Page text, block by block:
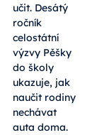
učit. Desátý
ročník
celostátní
výzvy Pěšky
do školy
ukazuje, jak
naučit rodiny
nechávat
auta doma.